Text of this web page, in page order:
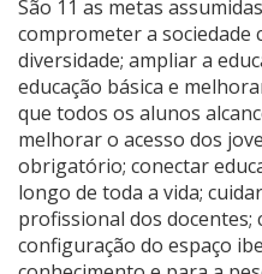
São 11 as metas
comprometer a sociedade
diversidade; ampliar a
educação básica e
que todos os alunos
melhorar o acesso dos
obrigatório; conectar
longo de toda a vida;
profissional dos
configuração do espaço